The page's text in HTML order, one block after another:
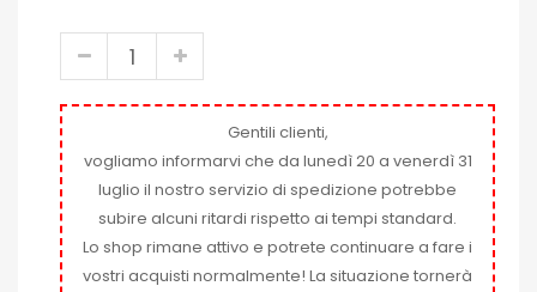
Gentili clienti,
vogliamo informarvi che da lunedì 20 a venerdì 31
luglio il nostro servizio di spedizione potrebbe
subire alcuni ritardi rispetto ai tempi standard.
Lo shop rimane attivo e potrete continuare a fare i
vostri acquisti normalmente! La situazione tornerà